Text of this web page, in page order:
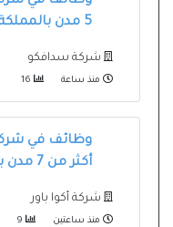
5 مدن بالمملكة
شركة سدافكو
منذ ساعة
وظائف في شركة
أكثر من 7 مدن بالمملكة
شركة أكوا باور
منذ ساعتين